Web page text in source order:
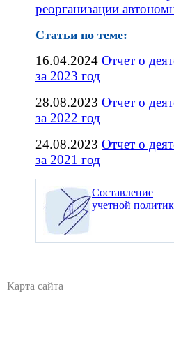
реорганизации
Статьи по теме:
16.04.2024 Отчет о
за 2023 год
28.08.2023 Отчет о
за 2022 год
24.08.2023 Отчет о
за 2021 год
Составление
учетной
| Карта сайта